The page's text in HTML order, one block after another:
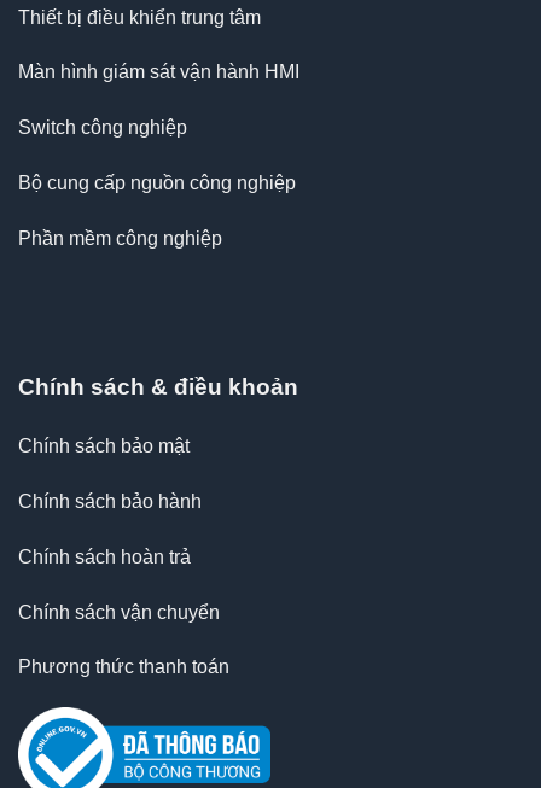
Thiết bị điều khiển trung tâm
Màn hình giám sát vận hành HMI
Switch công nghiệp
Bộ cung cấp nguồn công nghiệp
Phần mềm công nghiệp
Chính sách & điều khoản
Chính sách bảo mật
Chính sách bảo hành
Chính sách hoàn trả
Chính sách vận chuyển
Phương thức thanh toán